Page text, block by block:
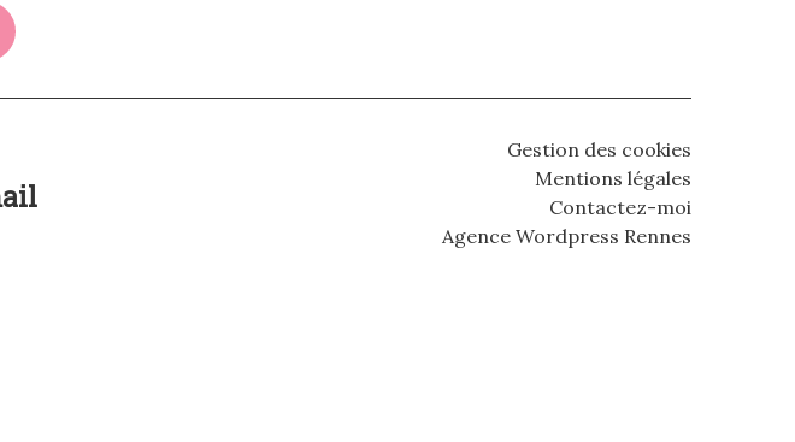
Gestion des cookies
Mentions légales
Contactez-moi
Agence Wordpress Rennes